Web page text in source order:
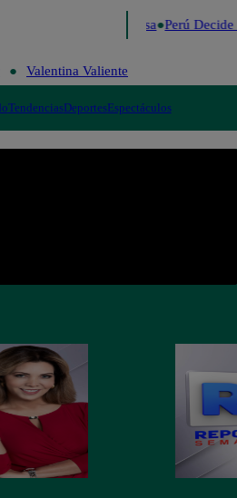
Me Caigo de Risa Perú Decide
Valentina Valiente
TendenciasDeportesEspectáculos